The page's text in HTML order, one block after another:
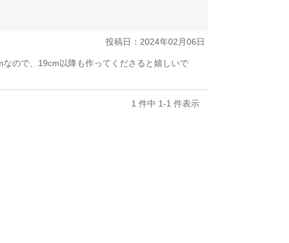
投稿日：2024年02月06日
ので、19cm以降も作ってくださると嬉しいで
1 件中 1-1 件表示